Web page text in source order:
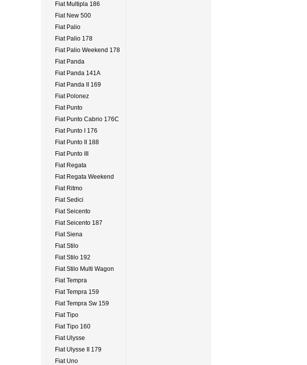
Fiat Multipla 186
Fiat New 500
Fiat Palio
Fiat Palio 178
Fiat Palio Weekend 178
Fiat Panda
Fiat Panda 141A
Fiat Panda II 169
Fiat Polonez
Fiat Punto
Fiat Punto Cabrio 176C
Fiat Punto I 176
Fiat Punto II 188
Fiat Punto III
Fiat Regata
Fiat Regata Weekend
Fiat Ritmo
Fiat Sedici
Fiat Seicento
Fiat Seicento 187
Fiat Siena
Fiat Stilo
Fiat Stilo 192
Fiat Stilo Multi Wagon
Fiat Tempra
Fiat Tempra 159
Fiat Tempra Sw 159
Fiat Tipo
Fiat Tipo 160
Fiat Ulysse
Fiat Ulysse II 179
Fiat Uno